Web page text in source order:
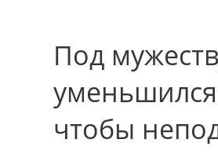
Под
чтобы